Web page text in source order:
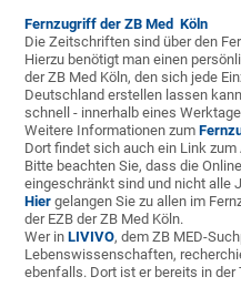
Fernzugriffder ZBMed Köln
Die Zeitschriften sind über den
Hierzu benötigt man einen
der ZB Med Köln, den sich jede
Deutschland erstellen lassen
schnell - innerhalb eines
Weitere Informationen zum
Dort findet sich auch ein Link zum
Bitte beachten Sie, dass die
eingeschränkt sind und nicht alle
Hiergelangen Sie zu allen im
der EZB der ZB Med Köln.
Wer inLIVIVO, dem ZB MED-
Lebenswissenschaften,
ebenfalls. Dort ist er bereits in